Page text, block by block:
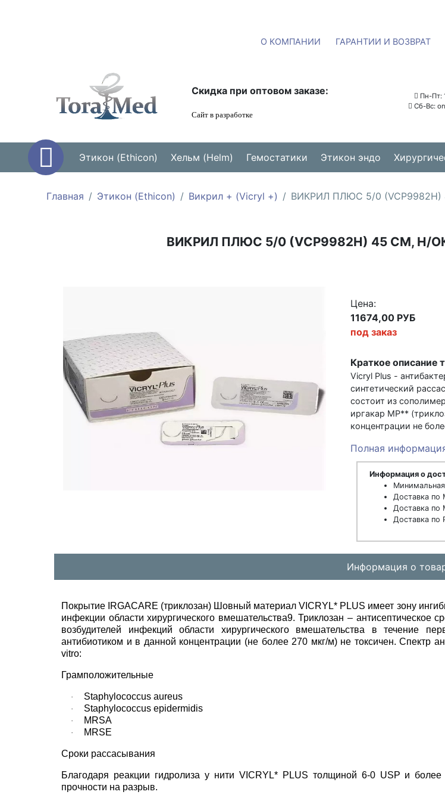
О КОМПАНИИ ГАРАНТИИ И ВОЗВРАТ
Скидка при оптовом заказе:
Сайт в разработке
Пн-Пт:
Сб-Вс:
Этикон (Ethicon) Хельм (Helm) Гемостатики Этикон эндо
Главная Этикон (Ethicon) Викрил + (Vicryl +) ВИКРИЛ ПЛЮС 5/0 (VCP9982H)
ВИКРИЛ ПЛЮС 5/0 (VCP9982H) 45 СМ, Н/
Цена:
11674,00 РУБ
под заказ
Краткое описание
Vicryl Plus -
синтетический
состоит из
иргакар МР**
концентрации не
Полная
Информация о
Доставка по
Доставка
Доставка по
Информация о
Покрытие IRGACARE (триклозан) Шовный материал VICRYL* PLUS имеет зону
инфекции области хирургического вмешательства9. Триклозан – антисептическое
возбудителей инфекций области хирургического вмешательства в течение
антибиотиком и в данной концентрации (не более 270 мкг/м) не токсичен. Спектр
vitro:
Грамположительные
· Staphylococcus aureus
· Staphylococcus epidermidis
· MRSA
· MRSE
Сроки рассасывания
Благодаря реакции гидролиза у нити VICRYL* PLUS толщиной 6-0 USP и
прочности на разрыв.